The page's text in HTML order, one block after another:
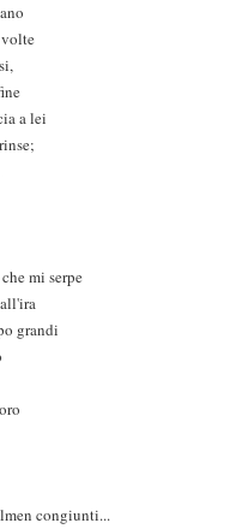
a lei
mi serpe
grandi